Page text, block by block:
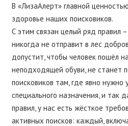
В «ЛизаАлерт» главной
здоровье наших поисковиков.
С этим связан целый ряд правил
никогда не отправит в лес
допустит, чтобы человек пошёл
неподходящей обуви, не станет
поисковиков там, где явно нужно
специального назначения, и так
правил, у нас есть жёсткое
активных поисков: каждый,